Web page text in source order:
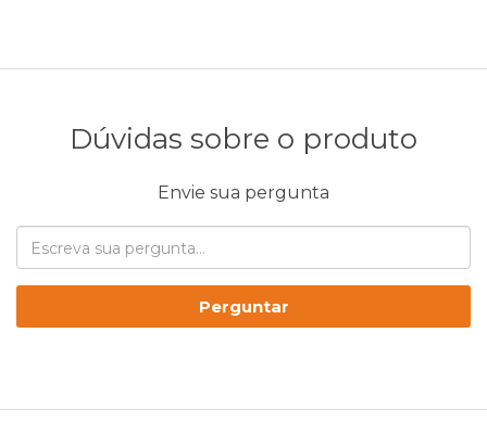
Dúvidas sobre o produto
Envie sua pergunta
Perguntar